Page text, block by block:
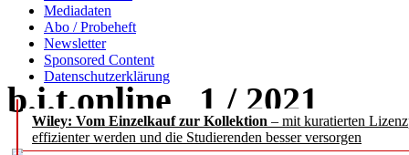
Mediadaten
Abo / Probeheft
Newsletter
Sponsored Content
Datenschutzerklärung
Wiley: Vom Einzelkauf zur Kollektion – mit kuratierten
effizienter werden und die Studierenden besser versorgen
b.i.t.online 1 / 2021